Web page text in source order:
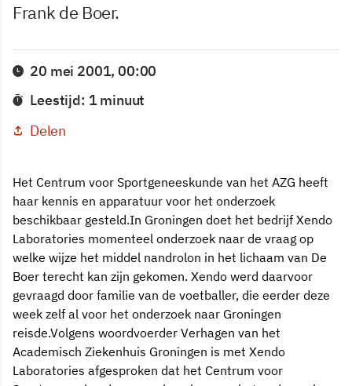
Frank de Boer.
20 mei 2001, 00:00
Leestijd: 1 minuut
Delen
Het Centrum voor Sportgeneeskunde van het AZG heeft
haar kennis en apparatuur voor het onderzoek
beschikbaar gesteld.In Groningen doet het bedrijf Xendo
Laboratories momenteel onderzoek naar de vraag op
welke wijze het middel nandrolon in het lichaam van De
Boer terecht kan zijn gekomen. Xendo werd daarvoor
gevraagd door familie van de voetballer, die eerder deze
week zelf al voor het onderzoek naar Groningen
reisde.Volgens woordvoerder Verhagen van het
Academisch Ziekenhuis Groningen is met Xendo
Laboratories afgesproken dat het Centrum voor